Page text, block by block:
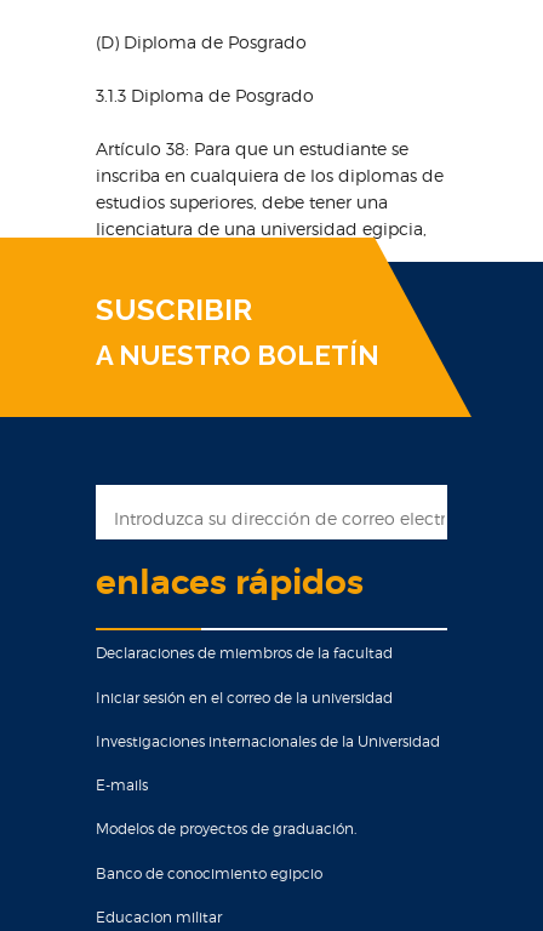
(D) Diploma de Posgrado
3.1.3 Diploma de Posgrado
Artículo 38: Para que un estudiante se
inscriba en cualquiera de los diplomas de
estudios superiores, debe tener una
licenciatura de una universidad egipcia,
SUSCRIBIR
A NUESTRO BOLETÍN
enlaces rápidos
Declaraciones de miembros de la facultad
Iniciar sesión en el correo de la universidad
Investigaciones internacionales de la Universidad
E-mails
Modelos de proyectos de graduación.
Banco de conocimiento egipcio
Educacion militar